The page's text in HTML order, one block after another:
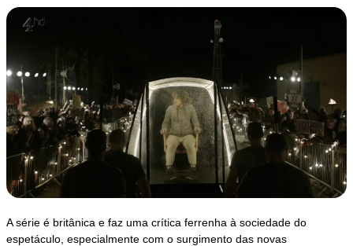
A série é britânica e faz uma crítica ferrenha à sociedade do
espetáculo, especialmente com o surgimento das novas